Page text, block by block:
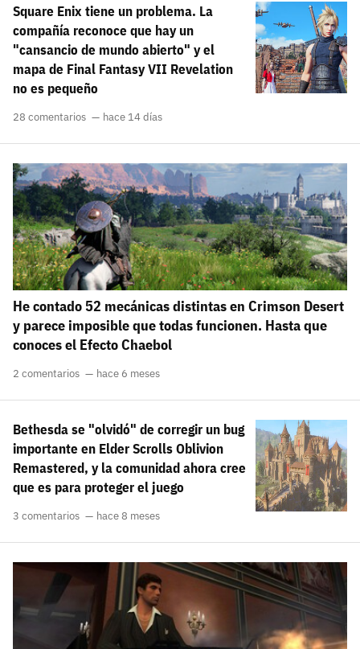
Square Enix tiene un problema. La
compañía reconoce que hay un
"cansancio de mundo abierto" y el
mapa de Final Fantasy VII Revelation
no es pequeño
28 comentarios hace 14 días
He contado 52 mecánicas distintas en Crimson Desert
y parece imposible que todas funcionen. Hasta que
conoces el Efecto Chaebol
2 comentarios hace 6 meses
Bethesda se "olvidó" de corregir un bug
importante en Elder Scrolls Oblivion
Remastered, y la comunidad ahora cree
que es para proteger el juego
3 comentarios hace 8 meses
¿Todavía no tienes cuenta?
Regístrate gratis
disponible, pero puedes seguir usando tu cuenta
de 3DJuegos:
Recupera tu acceso con Facebook
carácter inicial), pero no mayúsculas, espacios, tildes
o caracteres especiales.
He leído y acepto la
politica de privacidad y
de participación
Entra con Google
¿Ya tienes cuenta?
Entra en 3DJuegos